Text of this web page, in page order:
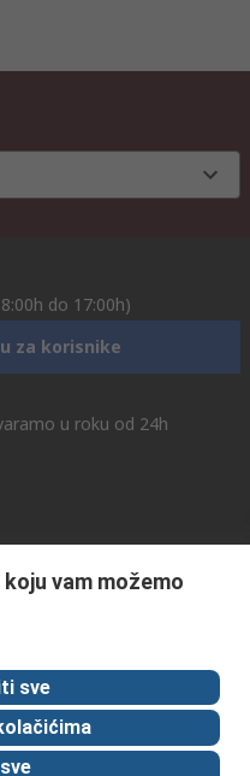
do 17:00h)
za korisnike
u roku od 24h
Industrijska
Industrijska Zona
Proizvodnja
vam možemo
sve